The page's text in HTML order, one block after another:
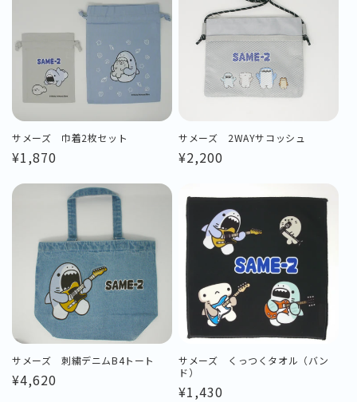
サメーズ 巾着2枚セット
通
価
¥1,870
サメーズ 2WAYサコッシュ
通
価
格
¥2,200
サメーズ 刺繍デニムB4トート
通
¥4,620
サメーズ くっつくタオル（バン
ド）
通
¥1,430